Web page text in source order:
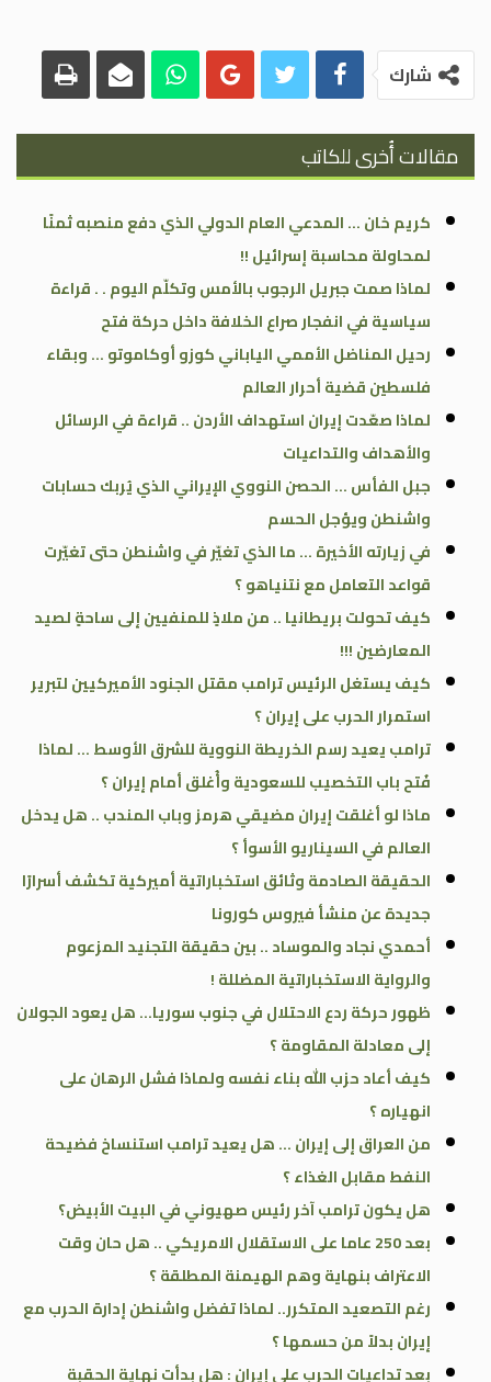
شارك
مقالات أُخرى للكاتب
كريم خان … المدعي العام الدولي الذي دفع منصبه ثمنًا
لمحاولة محاسبة إسرائيل !!
لماذا صمت جبريل الرجوب بالأمس وتكلّم اليوم . . قراءة
سياسية في انفجار صراع الخلافة داخل حركة فتح
رحيل المناضل الأممي الياباني كوزو أوكاموتو … وبقاء
فلسطين قضية أحرار العالم
لماذا صعّدت إيران استهداف الأردن .. قراءة في الرسائل
والأهداف والتداعيات
جبل الفأس … الحصن النووي الإيراني الذي يُربك حسابات
واشنطن ويؤجل الحسم
في زيارته الأخيرة … ما الذي تغيّر في واشنطن حتى تغيّرت
قواعد التعامل مع نتنياهو ؟
كيف تحولت بريطانيا .. من ملاذٍ للمنفيين إلى ساحةٍ لصيد
المعارضين !!!
كيف يستغل الرئيس ترامب مقتل الجنود الأميركيين لتبرير
استمرار الحرب على إيران ؟
ترامب يعيد رسم الخريطة النووية للشرق الأوسط … لماذا
فُتح باب التخصيب للسعودية وأُغلق أمام إيران ؟
ماذا لو أغلقت إيران مضيقي هرمز وباب المندب .. هل يدخل
العالم في السيناريو الأسوأ ؟
الحقيقة الصادمة وثائق استخباراتية أميركية تكشف أسرارًا
جديدة عن منشأ فيروس كورونا
أحمدي نجاد والموساد .. بين حقيقة التجنيد المزعوم
والرواية الاستخباراتية المضللة !
ظهور حركة ردع الاحتلال في جنوب سوريا… هل يعود الجولان
إلى معادلة المقاومة ؟
كيف أعاد حزب الله بناء نفسه ولماذا فشل الرهان على
انهياره ؟
من العراق إلى إيران … هل يعيد ترامب استنساخ فضيحة
النفط مقابل الغذاء ؟
هل يكون ترامب آخر رئيس صهيوني في البيت الأبيض؟
بعد 250 عاما على الاستقلال الامريكي .. هل حان وقت
الاعتراف بنهاية وهم الهيمنة المطلقة ؟
رغم التصعيد المتكرر.. لماذا تفضل واشنطن إدارة الحرب مع
إيران بدلاً من حسمها ؟
بعد تداعيات الحرب على إيران : هل بدأت نهاية الحقبة